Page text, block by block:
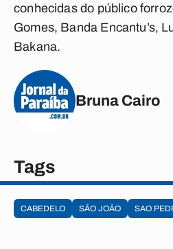
conhecidas do público
Gomes, Banda Encantu’s,
Bakana.
Bruna Cairo
Tags
CABEDELO SÃO JOÃO SAO